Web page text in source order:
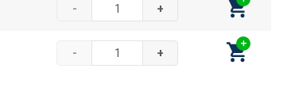
- +
- +